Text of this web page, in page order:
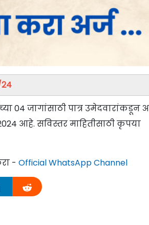
04 जागांसाठी पात्र उमेदवारांकडून
आहे. सविस्तर माहितीसाठी कृपया
- Official WhatsApp Channel